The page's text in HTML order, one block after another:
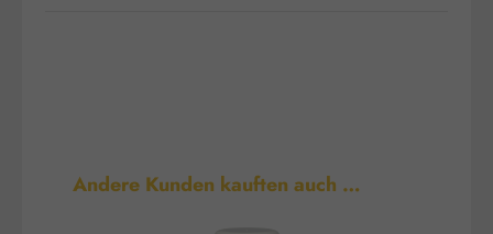
Produktgalerie überspringen
Andere Kunden kauften auch …